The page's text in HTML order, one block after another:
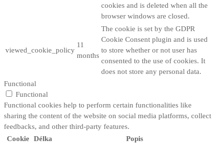
cookies and is deleted when all the
browser windows are closed.
viewed_cookie_policy
11
months
The cookie is set by the GDPR
Cookie Consent plugin and is used
to store whether or not user has
consented to the use of cookies. It
does not store any personal data.
Functional
Functional
Functional cookies help to perform certain functionalities like
sharing the content of the website on social media platforms, collect
feedbacks, and other third-party features.
Cookie Délka Popis